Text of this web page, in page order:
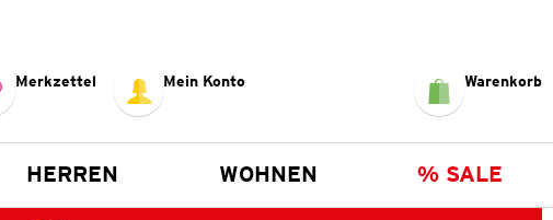
Merkzettel Mein Konto Warenkorb
HERREN WOHNEN % SALE